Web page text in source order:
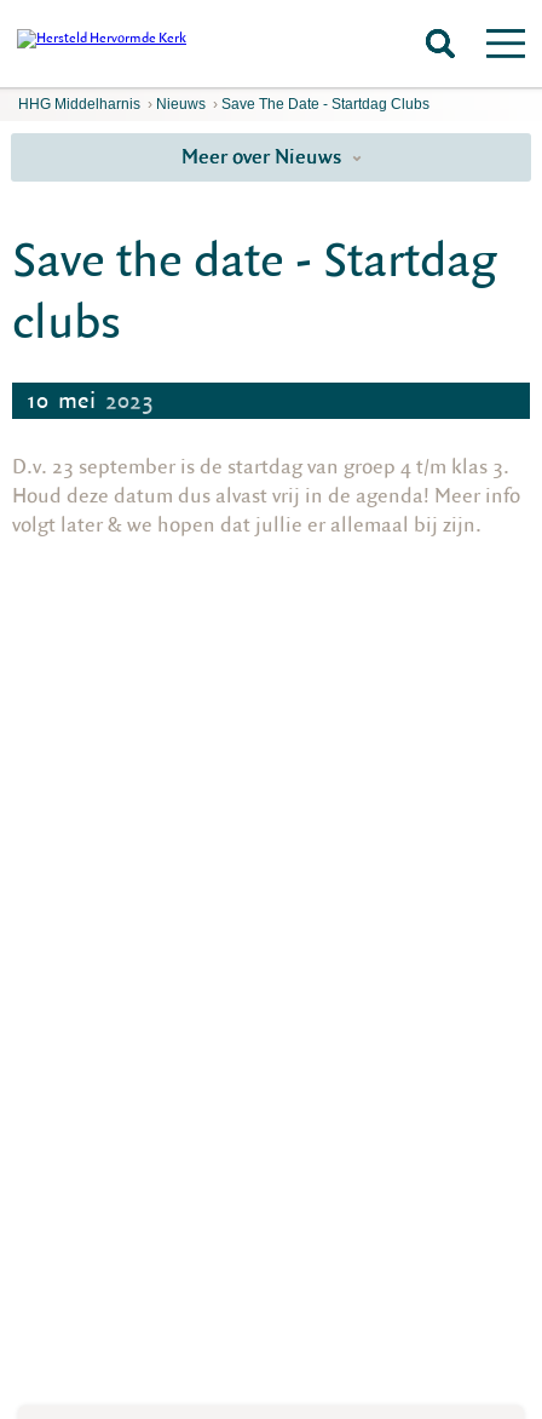
HHG Middelharnis › Nieuws › Save The Date - Startdag Clubs
Meer over Nieuws
Save the date - Startdag
clubs
10 mei 2023
D.v. 23 september is de startdag van groep 4 t/m klas 3.
Houd deze datum dus alvast vrij in de agenda! Meer info
volgt later & we hopen dat jullie er allemaal bij zijn.